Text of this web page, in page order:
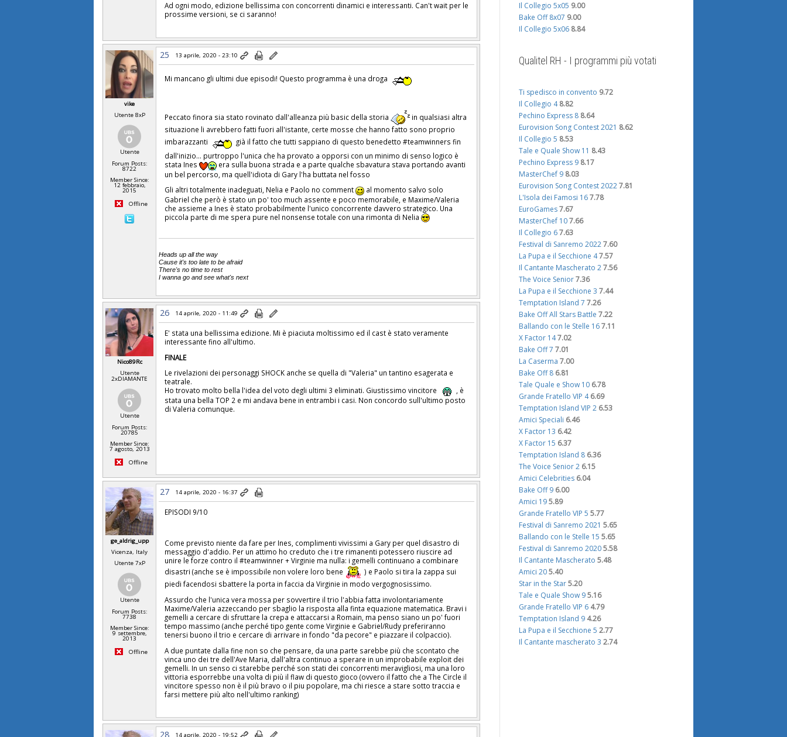
Ad ogni modo, edizione bellissima con concorrenti dinamici e interessanti. Can't wait per le
prossime versioni, se ci saranno!
vike
Utente 8xP
Utente
Forum Posts:
8722
Member Since:
12 febbraio,
2015
Offline
25 13 aprile, 2020 - 23:10
Mi mancano gli ultimi due episodi! Questo programma è una droga
Peccato finora sia stato rovinato dall'alleanza più basic della storia
in qualsiasi altra
situazione li avrebbero fatti fuori all'istante, certe mosse che hanno fatto sono proprio
imbarazzanti
già il fatto che tutti sappiano di questo benedetto #teamwinners fin
dall'inizio… purtroppo l'unica che ha provato a opporsi con un minimo di senso logico è
stata Ines
era sulla buona strada e a parte qualche sbavatura stava portando avanti
un bel percorso, ma quell'idiota di Gary l'ha buttata nel fosso
Gli altri totalmente inadeguati, Nelia e Paolo no comment
al momento salvo solo
Gabriel che però è stato un po' too much assente e poco memorabile, e Maxime/Valeria
che assieme a Ines è stato probabilmente l'unico concorrente davvero strategico. Una
piccola parte di me spera pure nel nonsense totale con una rimonta di Nelia
Heads up all the way
Cause it's too late to be afraid
There's no time to rest
I wanna go and see what's next
Nico89Rc
Utente
2xDIAMANTE
Utente
Forum Posts:
20785
Member Since:
7 agosto, 2013
Offline
26 14 aprile, 2020 - 11:49
E' stata una bellissima edizione. Mi è piaciuta moltissimo ed il cast è stato veramente
interessante fino all'ultimo.
FINALE
Le rivelazioni dei personaggi SHOCK anche se quella di "Valeria" un tantino esagerata e
teatrale.
Ho trovato molto bella l'idea del voto degli ultimi 3 eliminati. Giustissimo vincitore
, è
stata una bella TOP 2 e mi andava bene in entrambi i casi. Non concordo sull'ultimo posto
di Valeria comunque.
ge_aldrig_upp
Vicenza, Italy
Utente 7xP
Utente
Forum Posts:
7738
Member Since:
9 settembre,
2013
Offline
27 14 aprile, 2020 - 16:37
EPISODI 9/10
Come previsto niente da fare per Ines, complimenti vivissimi a Gary per quel disastro di
messaggio d'addio. Per un attimo ho creduto che i tre rimanenti potessero riuscire ad
unire le forze contro il #teamwinner + Virginie ma nulla: i gemelli continuano a combinare
disastri (anche se è impossibile non volere loro bene
) e Paolo si tira la zappa sui
piedi facendosi sbattere la porta in faccia da Virginie in modo vergognosissimo.
Assurdo che l'unica vera mossa per sovvertire il trio l'abbia fatta involontariamente
Maxime/Valeria azzeccando per sbaglio la risposta alla finta equazione matematica. Bravi i
gemelli a cercare di sfruttare la crepa e attaccarsi a Romain, ma penso siano un po' fuori
tempo massimo (anche perché tipo gente come Virginie e Gabriel/Rudy preferiranno
tenersi buono il trio e cercare di arrivare in fondo "da pecore" e piazzare il colpaccio).
A due puntate dalla fine non so che pensare, da una parte sarebbe più che scontato che
vinca uno dei tre dell'Ave Maria, dall'altra continuo a sperare in un improbabile exploit dei
gemelli. In un senso ci starebbe perché son stati dei concorrenti meravigliosi, ma una loro
vittoria esporrebbe una volta di più il flaw di questo gioco (ovvero il fatto che a The Circle il
vincitore spesso non è il più bravo o il piu popolare, ma chi riesce a stare sotto traccia e
farsi mettere più alto nell'ultimo ranking)
28 14 aprile, 2020 - 19:52
Il Collegio 5x05 9.00
Bake Off 8x07 9.00
Il Collegio 5x06 8.84
Qualitel RH - I programmi più votati
Ti spedisco in convento 9.72
Il Collegio 4 8.82
Pechino Express 8 8.64
Eurovision Song Contest 2021 8.62
Il Collegio 5 8.53
Tale e Quale Show 11 8.43
Pechino Express 9 8.17
MasterChef 9 8.03
Eurovision Song Contest 2022 7.81
L'Isola dei Famosi 16 7.78
EuroGames 7.67
MasterChef 10 7.66
Il Collegio 6 7.63
Festival di Sanremo 2022 7.60
La Pupa e il Secchione 47.57
Il Cantante Mascherato 2 7.56
The Voice Senior 7.36
La Pupa e il Secchione 3 7.44
Temptation Island 7 7.26
Bake Off All Stars Battle 7.22
Ballando con le Stelle 16 7.11
X Factor 147.02
Bake Off 7 7.01
La Caserma 7.00
Bake Off 8 6.81
Tale Quale e Show 10 6.78
Grande Fratello VIP 4 6.69
Temptation Island VIP 2 6.53
Amici Speciali 6.46
X Factor 13 6.42
X Factor 15 6.37
Temptation Island 8 6.36
The Voice Senior 2 6.15
Amici Celebrities 6.04
Bake Off 9 6.00
Amici 19 5.89
Grande Fratello VIP 5 5.77
Festival di Sanremo 2021 5.65
Ballando con le Stelle 15 5.65
Festival di Sanremo 2020 5.58
Il Cantante Mascherato 5.48
Amici 20 5.40
Star in the Star 5.20
Tale e Quale Show 9 5.16
Grande Fratello VIP 6 4.79
Temptation Island 9 4.26
La Pupa e il Secchione 5 2.77
Il Cantante mascherato 3 2.74